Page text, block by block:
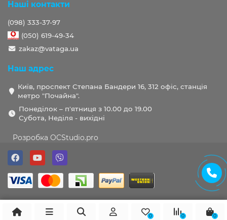
Наші контакти
(098) 333-37-97
(050) 619-49-34
zakaz@vataga.ua
Наш адрес
Київ, проспект Степана Бандери 16, 312 офіс, станція
метро "Почайна".
Понеділок – п'ятниця з 10.00 до 19.00
Субота, Неділя - вихідні
Розробка OCStudio.pro
0 0 0